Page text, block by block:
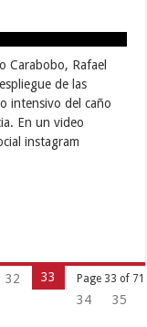
Carabobo, Rafael
de las
intensivo del caño
En un video
instagram
Page 33 of 71
32
33
34
35